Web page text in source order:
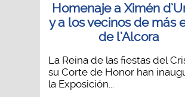
Homenaje a Ximén
y a los vecinos de más
de l’Alcora
La Reina de las fiestas del
su Corte de Honor han
la Exposición...